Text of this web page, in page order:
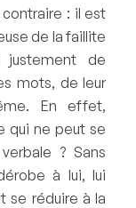
: il est
de la faillite
de
mots, de leur
En effet,
qui ne peut se
? Sans
à lui, lui
se réduire à la